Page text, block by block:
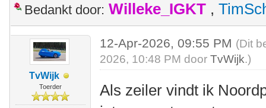
Bedankt door: Willeke_IGKT ,
TvWijk
Toerder
12-Apr-2026, 09:55 PM (Dit
2026, 10:48 PM doorTvWijk.)
Als zeiler vindt ik